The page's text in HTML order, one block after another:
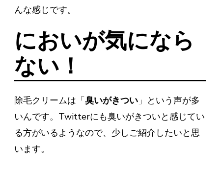
んな感じです。
においが気になら
ない！
除毛クリームは「臭いがきつい 」という声が多
いんです。Twitterにも臭いがきついと感じてい
る方がいるようなので、少しご紹介したいと思
います。